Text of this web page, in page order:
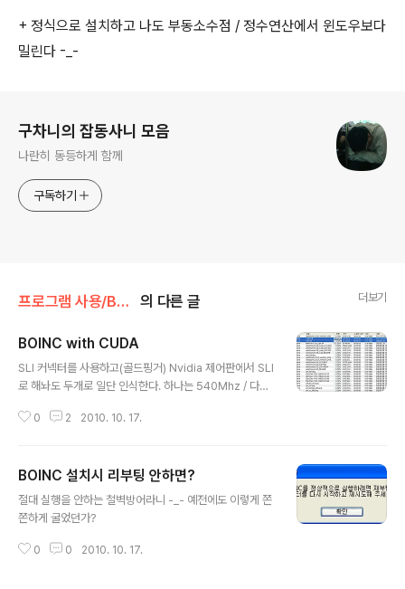
+ 정식으로 설치하고 나도 부동소수점 / 정수연산에서 윈도우보다
밀린다 -_-
구차니의 잡동사니 모음
나란히 동등하게 함께
구독하기
프로그램 사용/BOINC - seti@home 의 다른 글 더보기
BOINC with CUDA
SLI 커넥터를 사용하고(골드핑거) Nvidia 제어판에서 SLI
로 해놔도 두개로 일단 인식한다. 하나는 540Mhz / 다른
10-10-17 오전 11:41:11 NVIDIA GPU 0: GeForce 8
peak) 2010-10-17 오전 11:41:11 NVIDIA GPU 1: G
eForce 8600 GT (driver version 25896, CUDA
version 3010, compute capability 1.1, 256MB, 86
0 2 2010. 10. 17.
BOINC 설치시 리부팅 안하면?
절대 실행을 안하는 철벽방어라니 -_- 예전에도 이렇게 쫀
쫀하게 굴었던가?
0 0 2010. 10. 17.